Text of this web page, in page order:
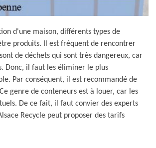
d'une maison, différents types de
produits. Il est fréquent de rencontrer
de déchets qui sont très dangereux, car
Donc, il faut les éliminer le plus
Par conséquent, il est recommandé de
genre de conteneurs est à louer, car les
De ce fait, il faut convier des experts
Recycle peut proposer des tarifs